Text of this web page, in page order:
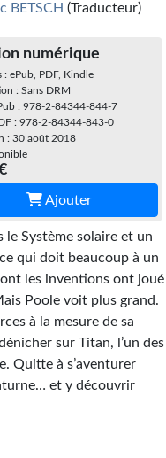
BETSCH (Traducteur)
numérique
: ePub, PDF, Kindle
: Sans DRM
: 978-2-84344-844-7
: 978-2-84344-843-0
: 30 août 2018
Ajouter
le Système solaire et un
qui doit beaucoup à un
les inventions ont joué
Poole voit plus grand.
à la mesure de sa
sur Titan, l’un des
Quitte à s’aventurer
et y découvrir